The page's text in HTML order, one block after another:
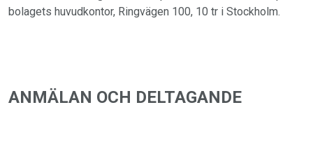
bolagets huvudkontor, Ringvägen 100, 10 tr i Stockholm.
ANMÄLAN OCH DELTAGANDE